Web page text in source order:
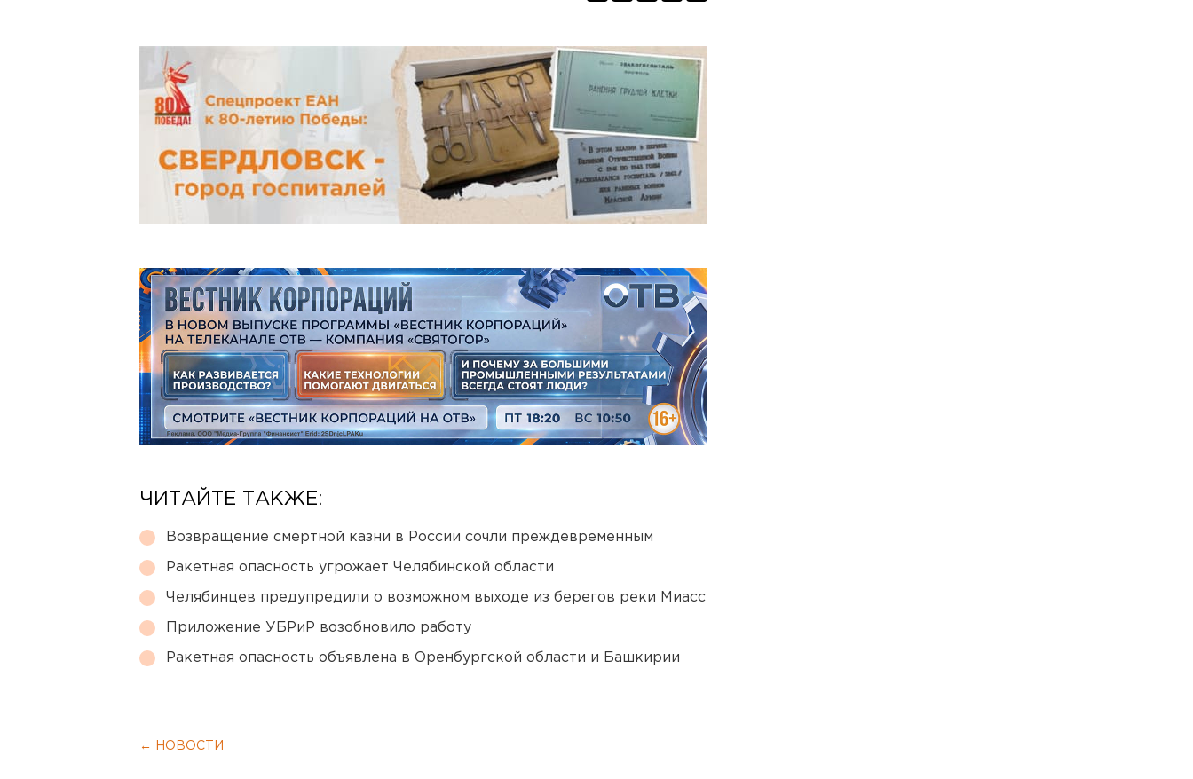
ЧИТАЙТЕ ТАКЖЕ:
Возвращение смертной казни в России сочли преждевременным
Ракетная опасность угрожает Челябинской области
Челябинцев предупредили о возможном выходе из берегов реки Миасс
Приложение УБРиР возобновило работу
Ракетная опасность объявлена в Оренбургской области и Башкирии
← НОВОСТИ